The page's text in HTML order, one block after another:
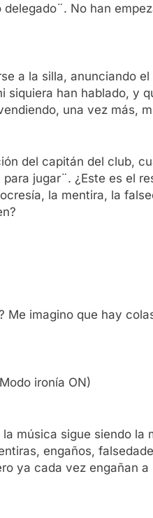
No han
a la silla, anunciando el
han hablado, y
una vez más,
del capitán del club,
jugar¨. ¿Este es el
la mentira, la
Me imagino que hay
ironía ON)
música sigue siendo la
engaños,
ya cada vez engañan a